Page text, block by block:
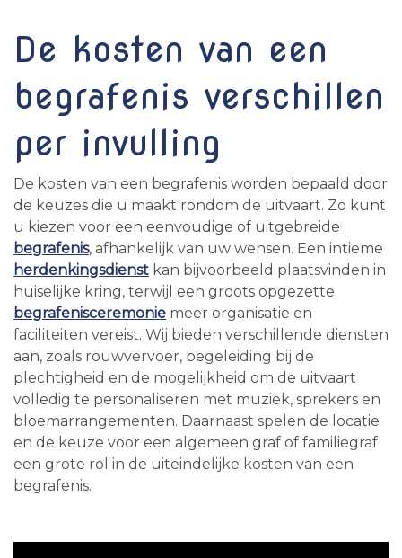
De kosten van een
begrafenis verschillen
per invulling
De kosten van een begrafenis worden bepaald door
de keuzes die u maakt rondom de uitvaart. Zo kunt
u kiezen voor een eenvoudige of uitgebreide
begrafenis, afhankelijk van uw wensen. Een intieme
herdenkingsdienst kan bijvoorbeeld plaatsvinden in
huiselijke kring, terwijl een groots opgezette
begrafenisceremonie meer organisatie en
faciliteiten vereist. Wij bieden verschillende diensten
aan, zoals rouwvervoer, begeleiding bij de
plechtigheid en de mogelijkheid om de uitvaart
volledig te personaliseren met muziek, sprekers en
bloemarrangementen. Daarnaast spelen de locatie
en de keuze voor een algemeen graf of familiegraf
een grote rol in de uiteindelijke kosten van een
begrafenis.